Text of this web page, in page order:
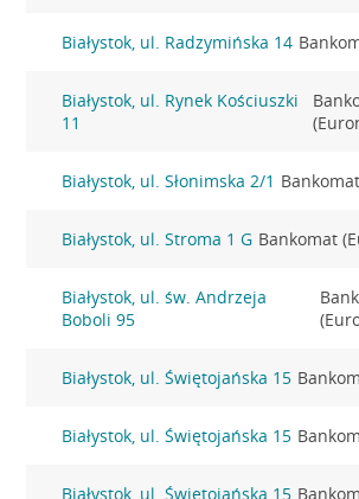
Białystok, ul. Radzymińska 14
Białystok, ul. Rynek Kościuszki
11
Białystok, ul. Słonimska 2/1
Białystok, ul. Stroma 1 G Bankomat
Białystok, ul. św. Andrzeja
Boboli 95
Białystok, ul. Świętojańska 15
Białystok, ul. Świętojańska 15
Białystok, ul. Świętojańska 15